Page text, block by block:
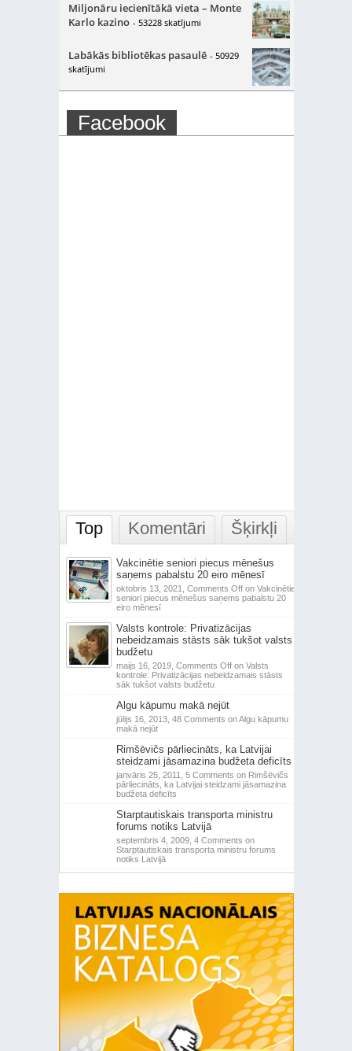
Miljonāru iecienītākā vieta – Monte
Karlo kazino - 53228 skatījumi
Labākās bibliotēkas pasaulē - 50929
skatījumi
Facebook
Top Komentāri Šķirkļi
Vakcinētie seniori piecus mēnešus
saņems pabalstu 20 eiro mēnesī
oktobris 13, 2021, Comments Offon Vakcinētie
seniori piecus mēnešus saņems pabalstu 20
eiro mēnesī
Valsts kontrole: Privatizācijas
nebeidzamais stāsts sāk tukšot valsts
budžetu
maijs 16, 2019, Comments Offon Valsts
kontrole: Privatizācijas nebeidzamais stāsts
sāk tukšot valsts budžetu
Algu kāpumu makā nejūt
jūlijs 16, 2013, 48 Comments on Algu kāpumu
makā nejūt
Rimšēvičs pārliecināts, ka Latvijai
steidzami jāsamazina budžeta deficīts
janvāris 25, 2011, 5 Comments on Rimšēvičs
pārliecināts, ka Latvijai steidzami jāsamazina
budžeta deficīts
Starptautiskais transporta ministru
forums notiks Latvijā
septembris 4, 2009, 4 Comments on
Starptautiskais transporta ministru forums
notiks Latvijā